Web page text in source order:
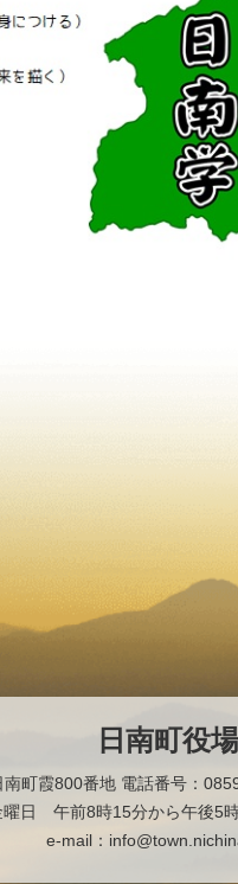
日南町役場
町霞800番地 電話番号：
曜日 午前8時15分から午後5
e-mail：